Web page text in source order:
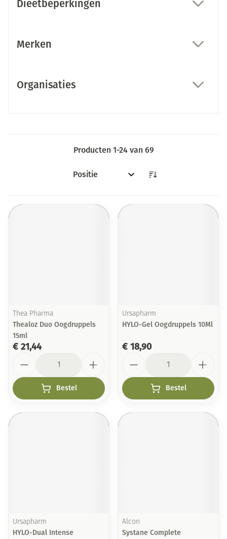
Dieetbeperkingen
Merken
Organisaties
Producten 1-24van 69
Sorteer op:
Thea Pharma
Thealoz Duo Oogdruppels
15ml
€ 21,44
Bestel
Ursapharm
HYLO-Gel Oogdruppels 10Ml
€ 18,90
Bestel
Ursapharm
HYLO-Dual Intense
Alcon
Systane Complete